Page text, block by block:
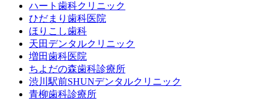
ハート歯科クリニック
ひだまり歯科医院
ほりこし歯科
天田デンタルクリニック
増田歯科医院
ちよだの森歯科診療所
渋川駅前SHUNデンタルクリニック
青柳歯科診療所